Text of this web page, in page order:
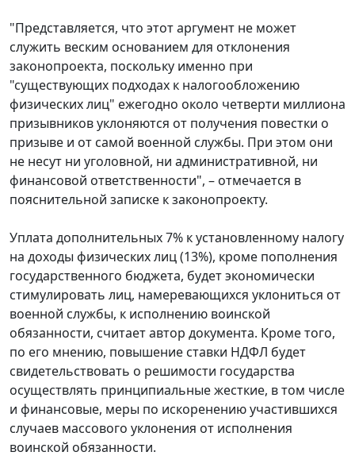
"Представляется, что этот аргумент не может
служить веским основанием для отклонения
законопроекта, поскольку именно при
"существующих подходах к налогообложению
физических лиц" ежегодно около четверти миллиона
призывников уклоняются от получения повестки о
призыве и от самой военной службы. При этом они
не несут ни уголовной, ни административной, ни
финансовой ответственности", – отмечается в
пояснительной записке к законопроекту.
Уплата дополнительных 7% к установленному налогу
на доходы физических лиц (13%), кроме пополнения
государственного бюджета, будет экономически
стимулировать лиц, намеревающихся уклониться от
военной службы, к исполнению воинской
обязанности, считает автор документа. Кроме того,
по его мнению, повышение ставки НДФЛ будет
свидетельствовать о решимости государства
осуществлять принципиальные жесткие, в том числе
и финансовые, меры по искоренению участившихся
случаев массового уклонения от исполнения
воинской обязанности.